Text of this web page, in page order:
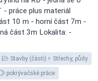
- práce plus materiál
10 m - horní část 7m -
část 3m Lokalita: -
Stavby (části) Střechy, půdy
pokrývačské práce